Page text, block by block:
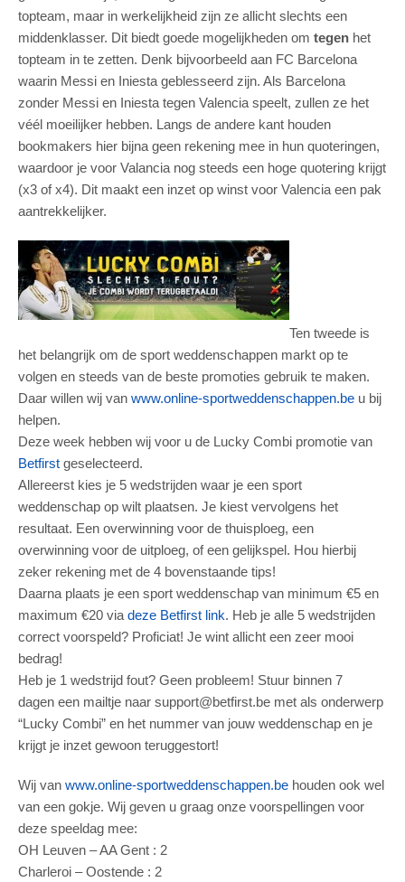
topteam, maar in werkelijkheid zijn ze allicht slechts een
middenklasser. Dit biedt goede mogelijkheden om tegen het
topteam in te zetten. Denk bijvoorbeeld aan FC Barcelona
waarin Messi en Iniesta geblesseerd zijn. Als Barcelona
zonder Messi en Iniesta tegen Valencia speelt, zullen ze het
véél moeilijker hebben. Langs de andere kant houden
bookmakers hier bijna geen rekening mee in hun quoteringen,
waardoor je voor Valancia nog steeds een hoge quotering krijgt
(x3 of x4). Dit maakt een inzet op winst voor Valencia een pak
aantrekkelijker.
Ten tweede is
het belangrijk om de sport weddenschappen markt op te
volgen en steeds van de beste promoties gebruik te maken.
Daar willen wij van www.online-sportweddenschappen.be u bij
helpen.
Deze week hebben wij voor u de Lucky Combi promotie van
Betfirst geselecteerd.
Allereerst kies je 5 wedstrijden waar je een sport
weddenschap op wilt plaatsen. Je kiest vervolgens het
resultaat. Een overwinning voor de thuisploeg, een
overwinning voor de uitploeg, of een gelijkspel. Hou hierbij
zeker rekening met de 4 bovenstaande tips!
Daarna plaats je een sport weddenschap van minimum €5 en
maximum €20 via deze Betfirst link. Heb je alle 5 wedstrijden
correct voorspeld? Proficiat! Je wint allicht een zeer mooi
bedrag!
Heb je 1 wedstrijd fout? Geen probleem! Stuur binnen 7
dagen een mailtje naar support@betfirst.be met als onderwerp
“Lucky Combi” en het nummer van jouw weddenschap en je
krijgt je inzet gewoon teruggestort!
Wij van www.online-sportweddenschappen.be houden ook wel
van een gokje. Wij geven u graag onze voorspellingen voor
deze speeldag mee:
OH Leuven – AA Gent : 2
Charleroi – Oostende : 2